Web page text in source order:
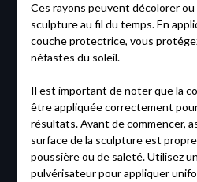
Ces rayons peuvent décolorer
sculpture au fil du temps. En
couche protectrice, vous
néfastes du soleil.
Il est important de noter que la
être appliquée correctement
résultats. Avant de commencer,
surface de la sculpture est
poussière ou de saleté. Utilisez
pulvérisateur pour appliquer